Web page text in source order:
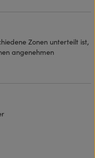
Zonen unterteilt ist,
angenehmen